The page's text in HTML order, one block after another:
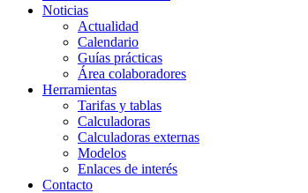
Noticias
Actualidad
Calendario
Guías prácticas
Área colaboradores
Herramientas
Tarifas y tablas
Calculadoras
Calculadoras externas
Modelos
Enlaces de interés
Contacto